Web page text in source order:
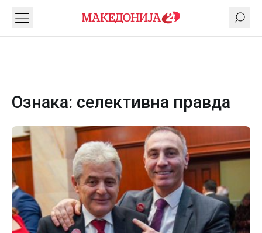
Ознака: селективна правда